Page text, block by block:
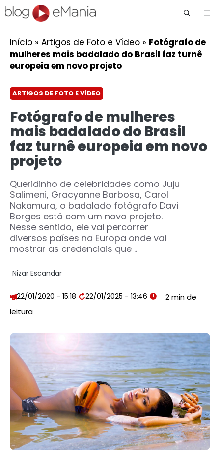
Início » Artigos de Foto e Vídeo » Fotógrafo de
mulheres mais badalado do Brasil faz turnê
europeia em novo projeto
ARTIGOS DE FOTO E VÍDEO
Fotógrafo de mulheres
mais badalado do Brasil
faz turnê europeia em novo
projeto
Queridinho de celebridades como Juju
Salimeni, Gracyanne Barbosa, Carol
Nakamura, o badalado fotógrafo Davi
Borges está com um novo projeto.
Nesse sentido, ele vai percorrer
diversos países na Europa onde vai
mostrar as credenciais que ...
Nizar Escandar
22/01/2020 - 15:18 22/01/2025 - 13:46